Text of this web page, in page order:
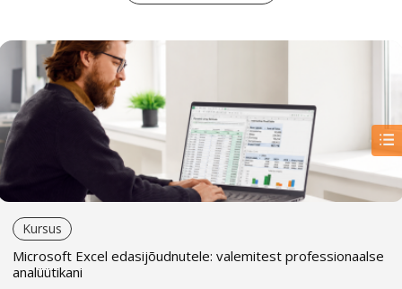
Kursus
Microsoft Excel edasijõudnutele: valemitest professionaalse
analüütikani